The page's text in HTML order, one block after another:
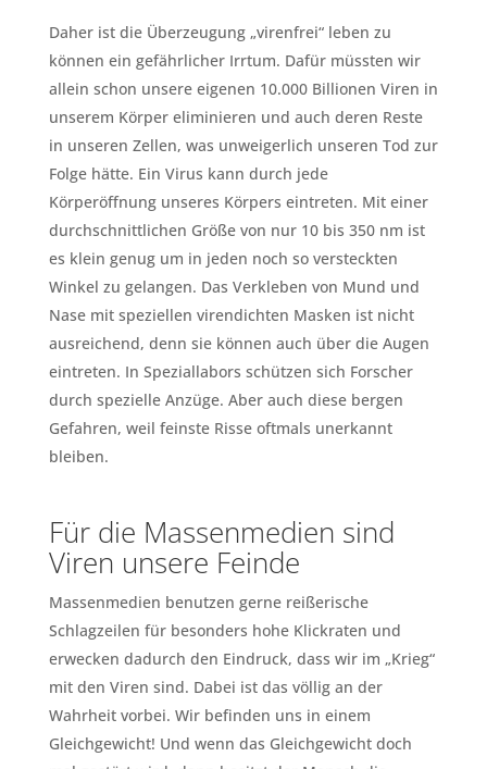
Daher ist die Überzeugung „virenfrei“ leben zu
können ein gefährlicher Irrtum. Dafür müssten wir
allein schon unsere eigenen 10.000 Billionen Viren in
unserem Körper eliminieren und auch deren Reste
in unseren Zellen, was unweigerlich unseren Tod zur
Folge hätte. Ein Virus kann durch jede
Körperöffnung unseres Körpers eintreten. Mit einer
durchschnittlichen Größe von nur 10 bis 350 nm ist
es klein genug um in jeden noch so versteckten
Winkel zu gelangen. Das Verkleben von Mund und
Nase mit speziellen virendichten Masken ist nicht
ausreichend, denn sie können auch über die Augen
eintreten. In Speziallabors schützen sich Forscher
durch spezielle Anzüge. Aber auch diese bergen
Gefahren, weil feinste Risse oftmals unerkannt
bleiben.
Für die Massenmedien sind
Viren unsere Feinde
Massenmedien benutzen gerne reißerische
Schlagzeilen für besonders hohe Klickraten und
erwecken dadurch den Eindruck, dass wir im „Krieg“
mit den Viren sind. Dabei ist das völlig an der
Wahrheit vorbei. Wir befinden uns in einem
Gleichgewicht! Und wenn das Gleichgewicht doch